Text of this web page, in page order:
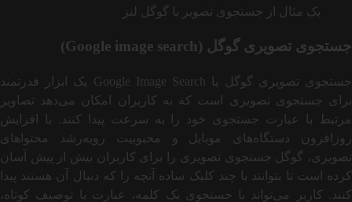
یک مثال از جستجوی تصویر با گوگل لنز
جستجوی تصویری گوگل (Google image search)
جستجوی تصویری گوگل یا Google Image Search یک ابزار قدرتمند
برای جستجوی تصویری است که به کاربران امکان می‌دهد تصاویر
مرتبط با عبارت جستجوی خود را به سرعت پیدا کنند. با افزایش
روزافزون دستگاه‌های موبایل و محبوبیت روبه‌رشد محتواهای
تصویری، گوگل جستجوی تصویری را برای کاربران بیش از پیش آسان
کرده است تا بتوانند با چند کلیک ساده آنچه را که دنبال آن هستند پیدا
کنند. کاربر می‌تواند با جستجوی یک کلمه، عبارت یا توصیف کوتاه،